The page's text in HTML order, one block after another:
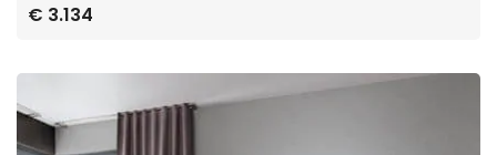
€ 3.134